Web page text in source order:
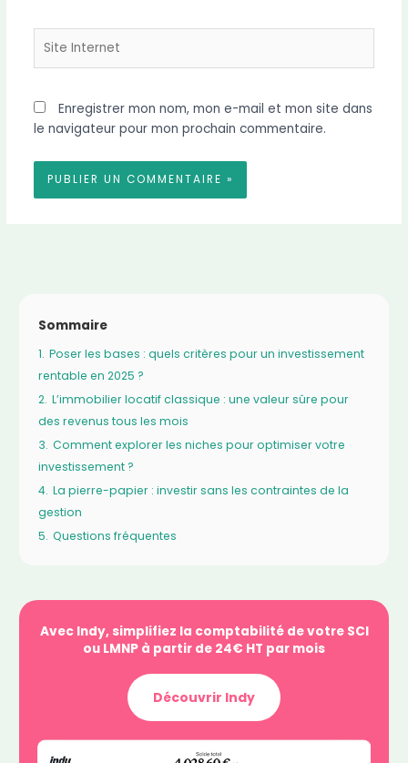
Internet
Enregistrer mon nom, mon e-mail et mon site dans
le navigateur pour mon prochain commentaire.
Sommaire
1. Poser les bases : quels critères pour un investissement
rentable en 2025 ?
2. L’immobilier locatif classique : une valeur sûre pour
des revenus tous les mois
3. Comment explorer les niches pour optimiser votre
investissement ?
4. La pierre-papier : investir sans les contraintes de la
gestion
5. Questions fréquentes
Avec Indy, simplifiez la comptabilité de votre SCI
ou LMNP à partir de 24€ HT par mois
Découvrir Indy